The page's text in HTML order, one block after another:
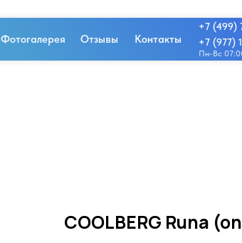
Фотогалерея Контакты
Пн-Вс
+7 (499)
+7 (977)
Отзывы
COOLBERG Runa